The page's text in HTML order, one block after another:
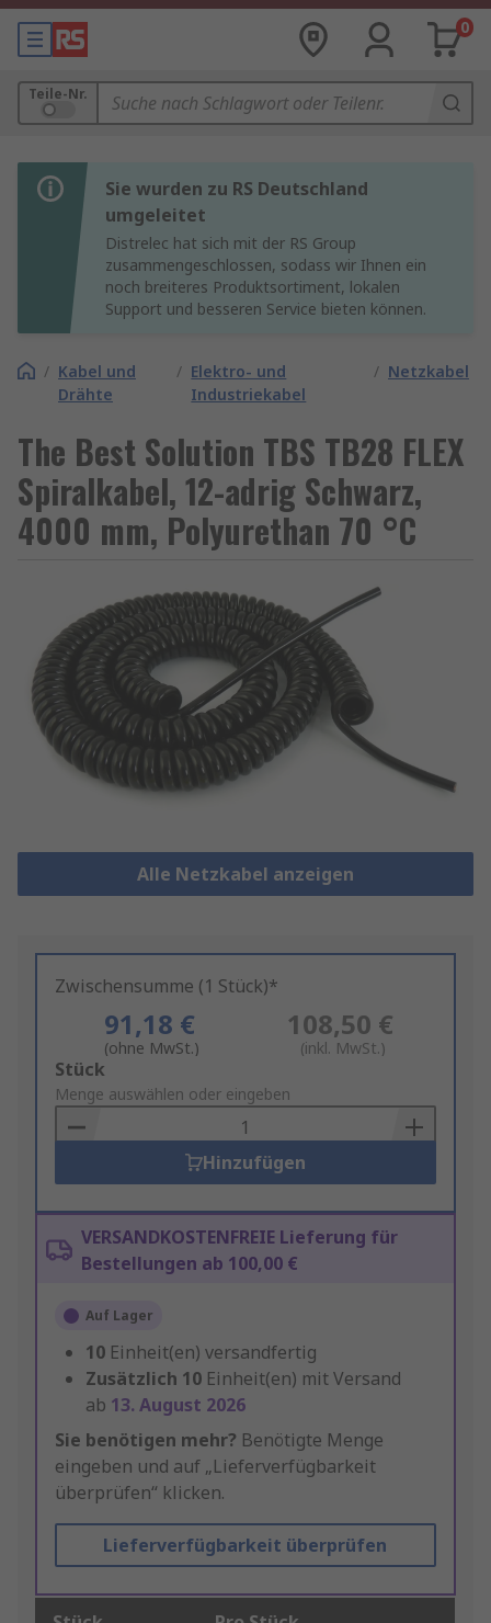
0
Teile-Nr.
Sie wurden zu RS Deutschland
umgeleitet
Distrelec hat sich mit der RS Group
zusammengeschlossen, sodass wir Ihnen ein
noch breiteres Produktsortiment, lokalen
Support und besseren Service bieten können.
/ Kabel und
Drähte
/ Elektro- und
Industriekabel
/ Netzkabel
The Best Solution TBS TB28 FLEX
Spiralkabel, 12-adrig Schwarz,
4000 mm, Polyurethan 70 °C
Alle Netzkabel anzeigen
Zwischensumme (1 Stück)*
91,18 €
(ohne MwSt.)
108,50 €
(inkl. MwSt.)
Add
to
Basket
Stück
Menge auswählen oder eingeben
Hinzufügen
VERSANDKOSTENFREIE Lieferung für
Bestellungen ab 100,00 €
Auf Lager
10 Einheit(en) versandfertig
Zusätzlich 10 Einheit(en) mit Versand
ab 13. August 2026
Sie benötigen mehr? Benötigte Menge
eingeben und auf „Lieferverfügbarkeit
überprüfen“ klicken.
Lieferverfügbarkeit überprüfen